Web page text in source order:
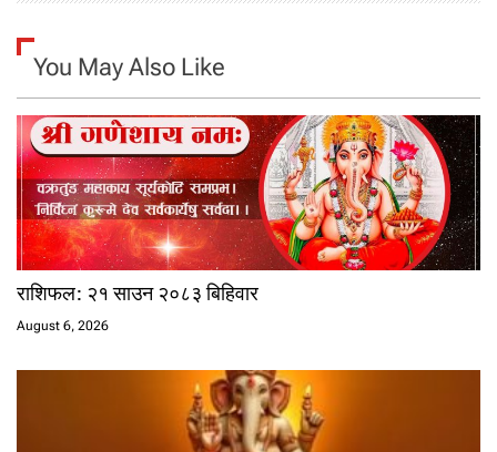
You May Also Like
राशिफल: २१ साउन २०८३ बिहिवार
August 6, 2026